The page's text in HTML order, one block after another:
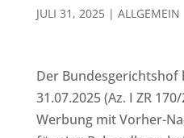
JULI 31, 2025| ALLGEMEIN
Der
31.07.2025 (Az. I ZR
Werbung mit Vorher-